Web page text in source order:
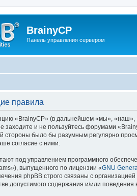
BrainyCP
Панель управления сервером
правила
«BrainyCP» (в дальнейшем «мы», «наш»,
заходите и не пользуйтесь форумами
стороны было бы разумным регулярно
согласие с ними.
под управлением программного
выпущенного по лицензии «GNU
phpBB строго связаны с
допустимого содержания и/или